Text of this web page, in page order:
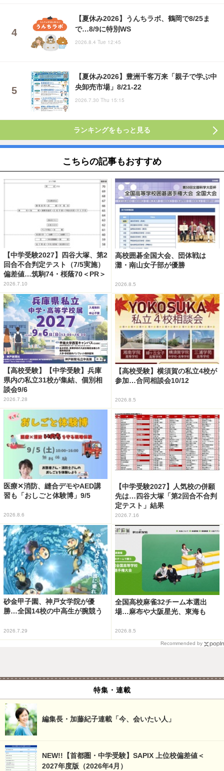
【夏休み2026】うんちラボ、鶴岡で8/25ま
で…8/9に特別WS
2026.8.4 Tue 12:45
【夏休み2026】豊洲千客万来「親子で学ぶ中
央卸売市場」8/21-22
2026.7.30 Thu 15:15
ランキングをもっと見る
こちらの記事もおすすめ
【中学受験2027】四谷大塚、第2
回合不合判定テスト（7/5実施）
偏差値…筑駒74・桜蔭70＜PR＞
2026.7.10
高校囲碁全国大会、団体戦は
灘・南山女子部が優勝
2026.8.5
【高校受験】【中学受験】兵庫
県内の私立31校が集結、個別相
談会9/6
2026.7.28
【高校受験】横須賀の私立4校が
参加…合同相談会10/12
2026.8.5
医療✕消防、縫合デモやAED講
習も「おしごと体験博」9/5
2026.8.6
【中学受験2027】人気校の併願
先は…四谷大塚「第2回合不合判
定テスト」結果
2026.7.16
砂金甲子園、神戸女学院が優
勝…全国14校の中高生が腕競う
2026.7.29
全国高校麻雀32チーム本選出
場…麻布や大阪星光、東海も
2026.8.5
Recommended by
特集・連載
編集長・加藤紀子連載「今、会いたい人」
NEW!!【首都圏・中学受験】SAPIX 上位校偏差値＜
2027年度版（2026年4月）